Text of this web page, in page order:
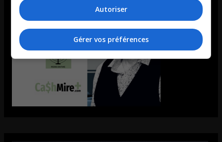
Autoriser
Gérer vos préférences